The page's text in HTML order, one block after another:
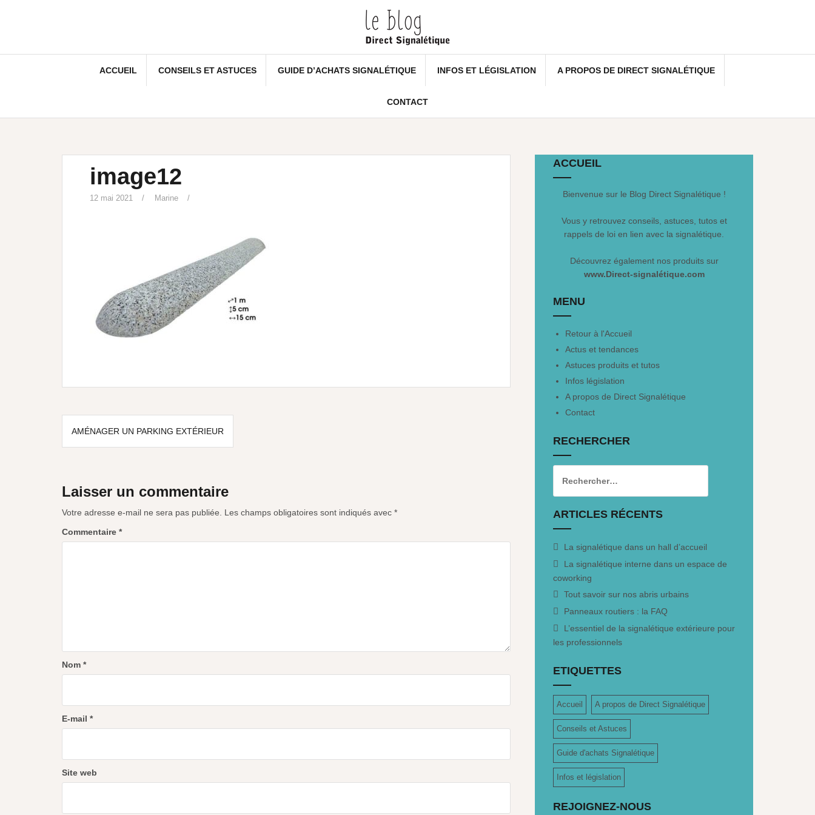
ACCUEIL CONSEILS ET ASTUCES GUIDE D’ACHATS SIGNALÉTIQUE INFOS ET LÉGISLATION A PROPOS DE DIRECT SIGNALÉTIQUE
CONTACT
image12
12 mai 2021 Marine
AMÉNAGER UN PARKING EXTÉRIEUR
Laisser un commentaire
Votre adresse e-mail ne sera pas publiée. Les champs obligatoires sont indiqués avec *
Commentaire *
Nom *
E-mail *
Site web
ACCUEIL
Bienvenue sur le Blog Direct Signalétique !
Vous y retrouvez conseils, astuces, tutos et
rappels de loi en lien avec la signalétique.
Découvrez également nos produits sur
www.Direct-signalétique.com
MENU
Retour à l'Accueil
Actus et tendances
Astuces produits et tutos
Infos législation
A propos de Direct Signalétique
Contact
RECHERCHER
ARTICLES RÉCENTS
La signalétique dans un hall d’accueil
La signalétique interne dans un espace de
coworking
Tout savoir sur nos abris urbains
Panneaux routiers : la FAQ
L’essentiel de la signalétique extérieure pour
les professionnels
ETIQUETTES
Accueil A propos de Direct Signalétique
Conseils et Astuces
Guide d'achats Signalétique
Infos et législation
REJOIGNEZ-NOUS